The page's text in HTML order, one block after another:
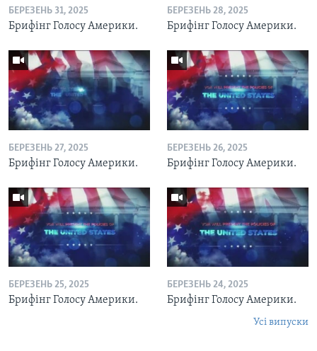
БЕРЕЗЕНЬ 31, 2025
Брифінг Голосу Америки.
БЕРЕЗЕНЬ 28, 2025
Брифінг Голосу Америки.
БЕРЕЗЕНЬ 27, 2025
Брифінг Голосу Америки.
БЕРЕЗЕНЬ 26, 2025
Брифінг Голосу Америки.
БЕРЕЗЕНЬ 25, 2025
Брифінг Голосу Америки.
БЕРЕЗЕНЬ 24, 2025
Брифінг Голосу Америки.
Усі випуски